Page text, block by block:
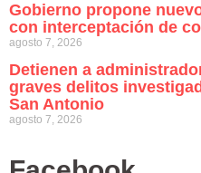
Gobierno propone
con interceptación de
agosto 7, 2026
Detienen a
graves delitos
San Antonio
agosto 7, 2026